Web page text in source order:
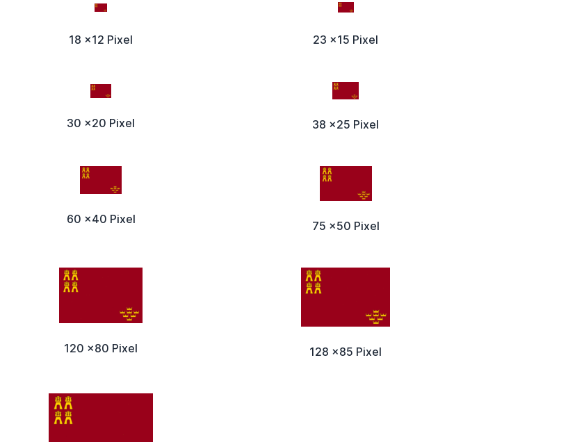
18 x12 Pixel 23 x15 Pixel
30 x20 Pixel 38 x25 Pixel
60 x40 Pixel 75 x50 Pixel
120 x80 Pixel 128 x85 Pixel